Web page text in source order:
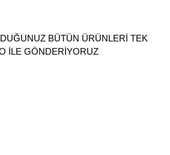
BÜTÜN ÜRÜNLERİ TEK
İLE GÖNDERİYORUZ